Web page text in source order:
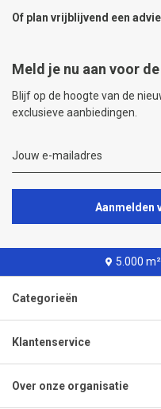
Of plan vrijblijvend een
Meld je nu aan voor
Blijf op de hoogte van de
exclusieve aanbiedingen.
Aanmelden
5.000
Categorieën
Klantenservice
Over onze organisatie